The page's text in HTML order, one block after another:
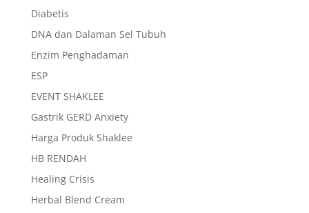
Diabetis
DNA dan Dalaman Sel Tubuh
Enzim Penghadaman
ESP
EVENT SHAKLEE
Gastrik GERD Anxiety
Harga Produk Shaklee
HB RENDAH
Healing Crisis
Herbal Blend Cream